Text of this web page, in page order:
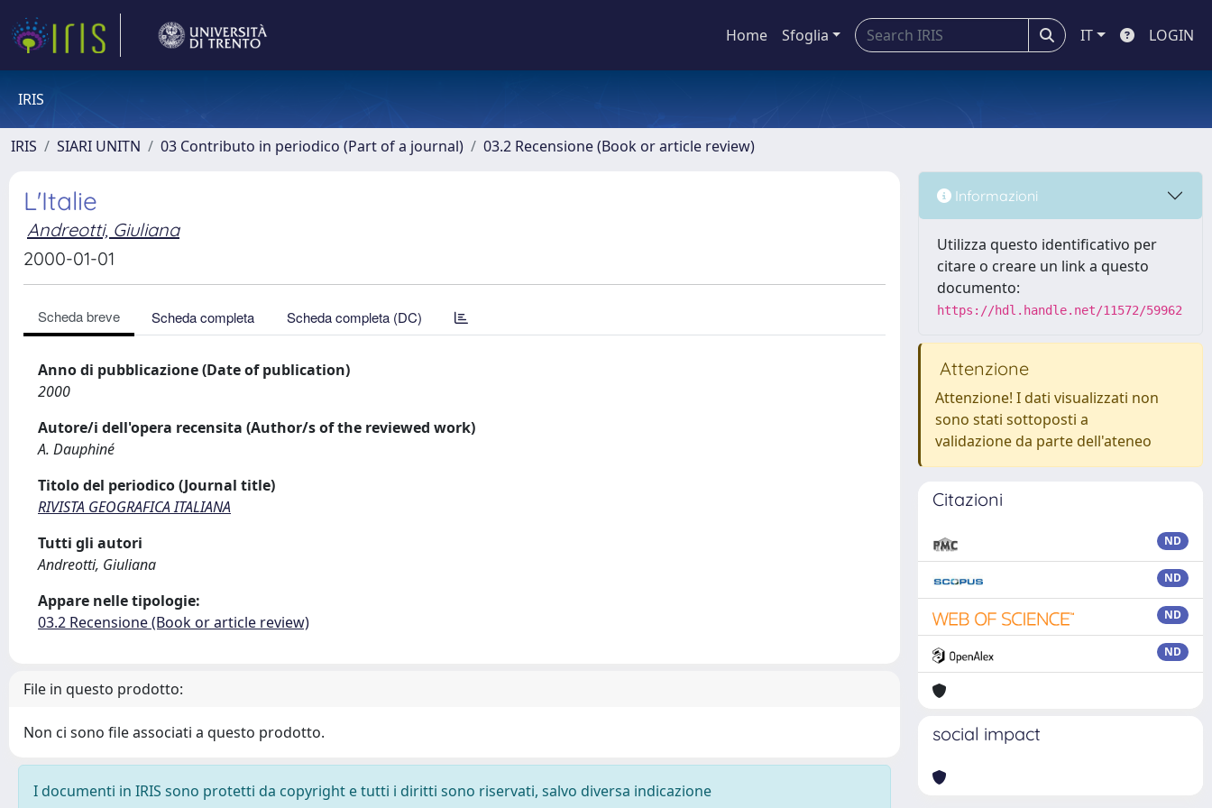
Home Sfoglia IT LOGIN
IRIS
IRIS SIARI UNITN 03 Contributo in periodico (Part of a journal) 03.2 Recensione (Book or article review)
L'Italie
Andreotti, Giuliana
2000-01-01
Scheda breve Scheda completa Scheda completa (DC)
Anno di pubblicazione (Date of publication)
2000
Autore/i dell'opera recensita (Author/s of the reviewed work)
A. Dauphiné
Titolo del periodico (Journal title)
RIVISTA GEOGRAFICA ITALIANA
Tutti gli autori
Andreotti, Giuliana
Appare nelle tipologie:
03.2 Recensione (Book or article review)
File in questo prodotto:
Non ci sono file associati a questo prodotto.
I documenti in IRIS sono protetti da copyright e tutti i diritti sono riservati, salvo diversa indicazione
Informazioni
Utilizza questo identificativo per
citare o creare un link a questo
documento:
https://hdl.handle.net/11572/59962
Attenzione
Attenzione! I dati visualizzati non
sono stati sottoposti a
validazione da parte dell'ateneo
Citazioni
ND
ND
ND
ND
social impact